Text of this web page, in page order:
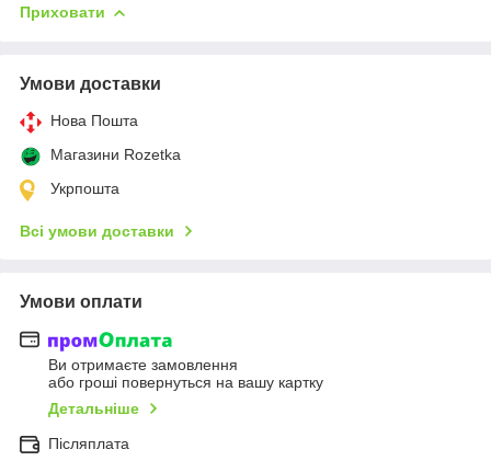
Приховати
Умови доставки
Нова Пошта
Магазини Rozetka
Укрпошта
Всі умови доставки
Умови оплати
Ви отримаєте замовлення
або гроші повернуться на вашу картку
Детальніше
Післяплата